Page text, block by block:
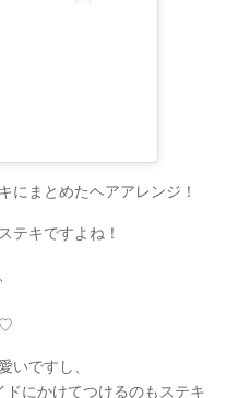
にまとめたヘアアレンジ！
テキですよね！
♡
いですし、
にかけてつけるのもステキ